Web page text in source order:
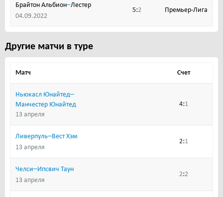
Брайтон Альбион–Лестер
04.09.2022
5:2 Премьер-Лига
Другие матчи в туре
Матч Счет
Ньюкасл Юнайтед–
Манчестер Юнайтед
13 апреля
4:1
Ливерпуль–Вест Хэм
13 апреля
2:1
Челси–Ипсвич Таун
13 апреля
2:2